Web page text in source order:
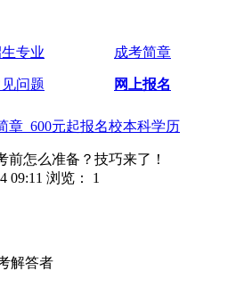
专业 成考简章
问题 网上报名
章 600元起报名校本科学历
怎么准备？技巧来了！
09:11 浏览： 1
解答者